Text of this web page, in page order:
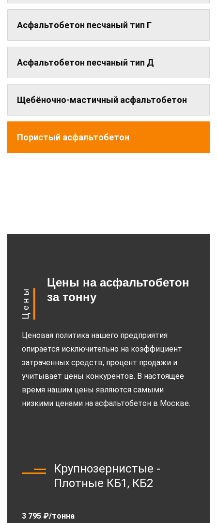
Асфальтобетон песчаный тип Г
Асфальтобетон песчаный тип Д
Щебёночно-мастичный асфальтобетон
Пористый асфальтобетон
Цены
Цены на асфальтобетон
за тонну
Ценовая политика нашего предприятия
опирается исключительно на коэффициент
затраченных средств, процент продажи и
учитывает цены конкурентов. В настоящее
время нашим цены являются самыми
низкими ценами на асфальтобетон в Москве.
Крупнозернистые -
Плотные КБ1, КБ2
3 795 ₽/тонна